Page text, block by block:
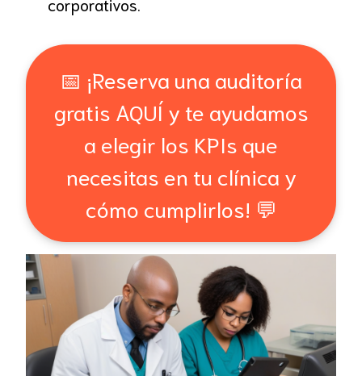
📅 ¡Reserva una auditoría
gratis AQUÍ y te ayudamos
a elegir los KPIs que
necesitas en tu clínica y
cómo cumplirlos! 💬